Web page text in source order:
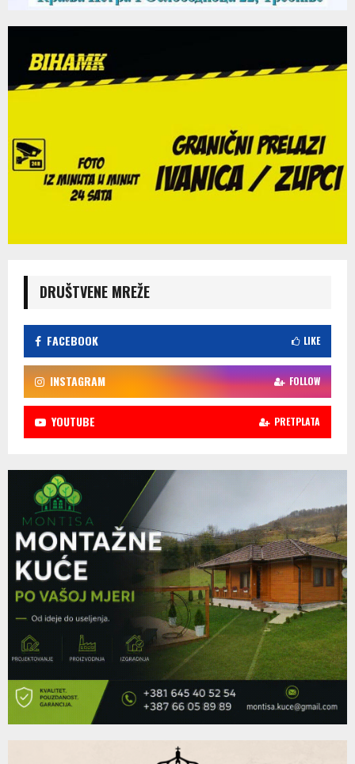
DRUŠTVENE MREŽE
FACEBOOK LIKE
INSTAGRAM FOLLOW
YOUTUBE PRETPLATA